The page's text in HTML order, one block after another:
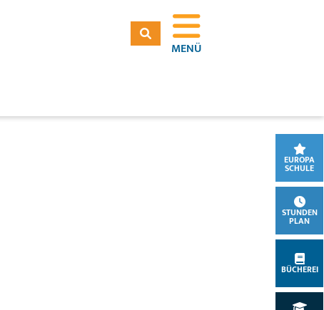
EUROPA
SCHULE
STUNDEN
PLAN
BÜCHEREI
MENÜ